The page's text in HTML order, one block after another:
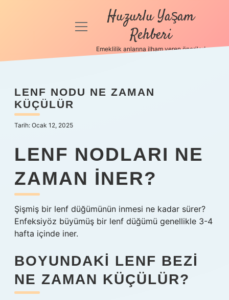
Anasayfa
Politikası
Yasal Uyarı
menüyü
Huzurlu Yaşam
Rehberi
Emeklilik anlarına ilham veren öneriler!
LENF NODU NE ZAMAN
KÜÇÜLÜR
Tarih: Ocak 12, 2025
LENF NODLARI NE
ZAMAN INER?
Şişmiş bir lenf düğümünün inmesi ne kadar sürer?
Enfeksiyöz büyümüş bir lenf düğümü genellikle 3-4
hafta içinde iner.
BOYUNDAKI LENF BEZI
NE ZAMAN KÜÇÜLÜR?